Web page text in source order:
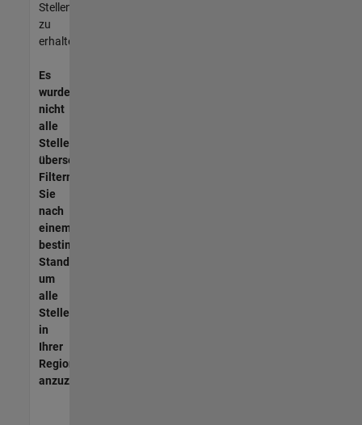
Stellenangeboten
zu
erhalten.
Es
wurden
nicht
alle
Stellen
übersetzt.
Filtern
Sie
nach
einem
bestimmten
Standort,
um
alle
Stellenangebote
in
Ihrer
Region
anzuzeigen.